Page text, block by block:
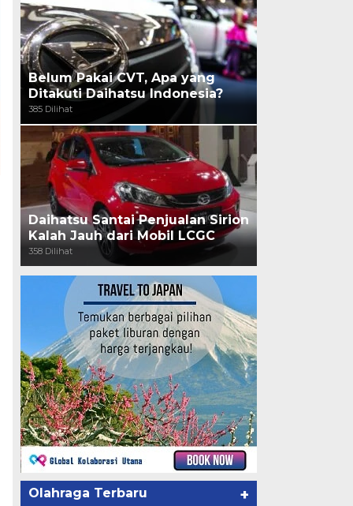
Belum Pakai CVT, Apa yang
Ditakuti Daihatsu Indonesia?
385 Dilihat
Daihatsu Santai Penjualan Sirion
Kalah Jauh dari Mobil LCGC
358 Dilihat
Olahraga Terbaru +